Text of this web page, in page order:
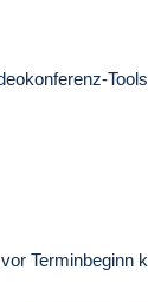
Terminbeginn